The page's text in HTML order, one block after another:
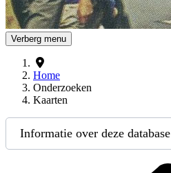
Verberg menu
Home
Onderzoeken
Kaarten
Informatie over deze database